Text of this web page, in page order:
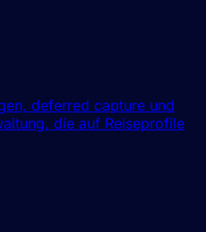
deferred capture und
die auf Reiseprofile